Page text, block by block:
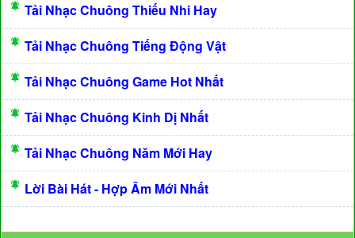
Tải Nhạc Chuông Thiếu Nhi Hay
Tải Nhạc Chuông Tiếng Động Vật
Tải Nhạc Chuông Game Hot Nhất
Tải Nhạc Chuông Kinh Dị Nhất
Tải Nhạc Chuông Năm Mới Hay
Lời Bài Hát - Hợp Âm Mới Nhất